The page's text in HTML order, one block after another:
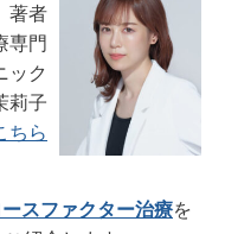
著者
専門
ック
莉子
ちら
スファクター治療を